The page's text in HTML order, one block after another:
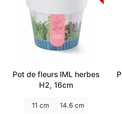
Pot de fleurs IML herbes
H2, 16cm
11 cm 14.6 cm